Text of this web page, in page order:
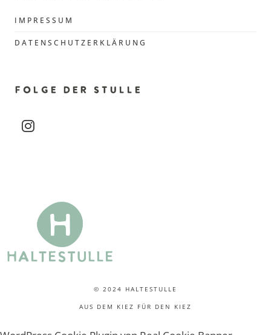
a
t
n
N
a
v
IMPRESSUM
DATENSCHUTZERKLÄRUNG
FOLGE DER STULLE
instagram
© 2024 HALTESTULLE
AUS DEM KIEZ FÜR DEN KIEZ